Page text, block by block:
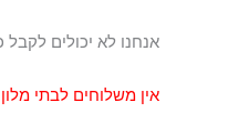
אנחנו לא יכולים
אין משלוחים לבתי